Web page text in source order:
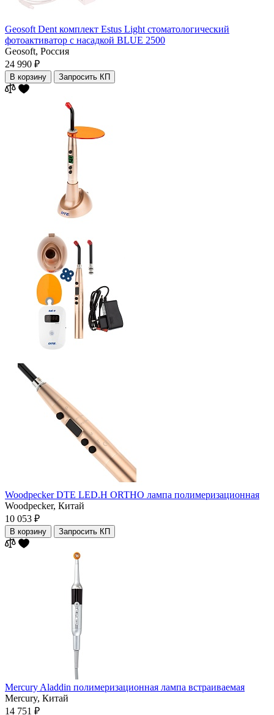
Geosoft Dent комплект Estus Light стоматологический
фотоактиватор с насадкой BLUE 2500
Geosoft, Россия
24 990 ₽
В корзину Запросить КП
Woodpecker DTE LED.H ORTHO лампа полимеризационная
Woodpecker, Китай
10 053 ₽
В корзину Запросить КП
Mercury Aladdin полимеризационная лампа встраиваемая
Mercury, Китай
14 751 ₽